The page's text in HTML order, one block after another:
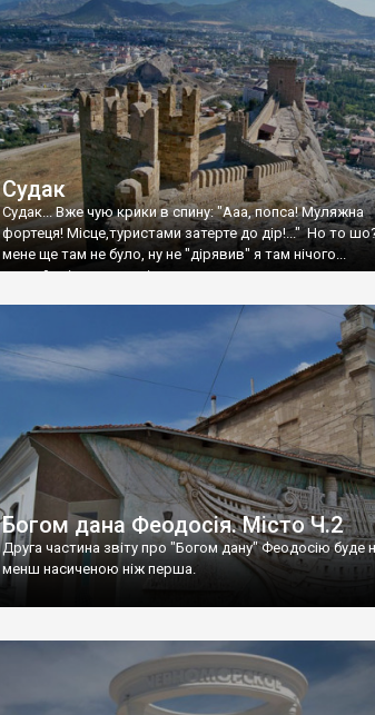
Судак
Судак... Вже чую крики в спину: "Ааа, попса! Муляжна
фортеця! Місце,туристами затерте до дір!..." Но то
мене ще там не було, ну не "дірявив" я там нічого...
принаймні до цього літа.
Богом дана Феодосія. Місто Ч.2
Друга частина звіту про "Богом дану" Феодосію буде
менш насиченою ніж перша.